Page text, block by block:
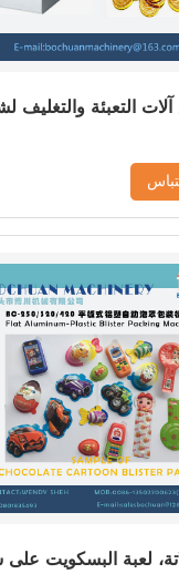
التعبئة والتغليف
لعبة البسكويت